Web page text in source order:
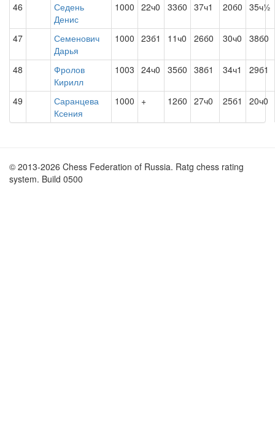
46
Седень
Денис
1000 22ч0 33б0 37ч1 20б0 35ч½
47
Семенович
Дарья
1000 23б1 11ч0 26б0 30ч0 38б0
48
Фролов
Кирилл
1003 24ч0 35б0 38б1 34ч1 29б1
49
Саранцева
Ксения
1000 + 12б0 27ч0 25б1 20ч0
© 2013-2026 Chess Federation of Russia. Ratg chess rating
system. Build 0500